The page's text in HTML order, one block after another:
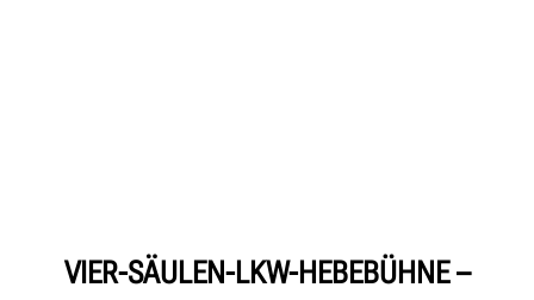
VIER-SÄULEN-LKW-HEBEBÜHNE –